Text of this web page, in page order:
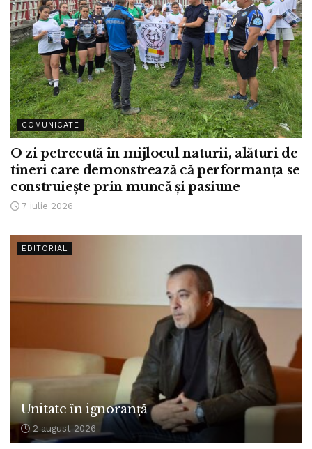
COMUNICATE
O zi petrecută în mijlocul naturii, alături de
tineri care demonstrează că performanța se
construiește prin muncă și pasiune
7 iulie 2026
EDITORIAL
Unitate în ignoranță
2 august 2026